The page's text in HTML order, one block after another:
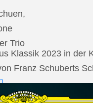
Trio
Klassik 2023 in der
Franz Schuberts